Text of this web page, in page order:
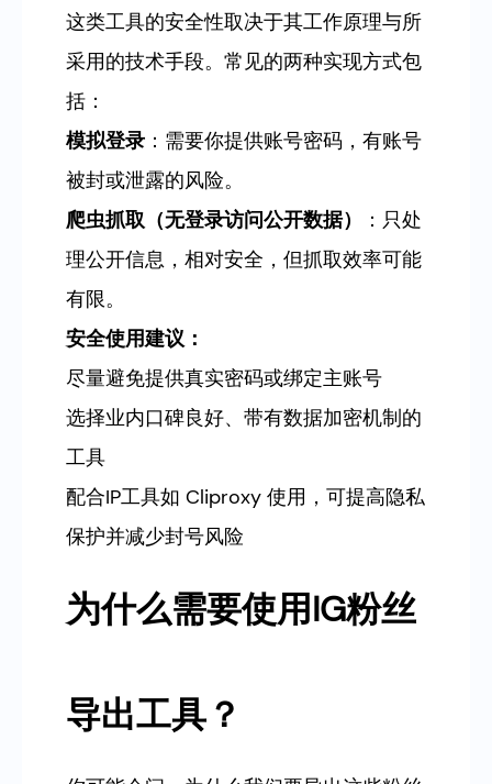
这类工具的安全性取决于其工作原理与所
采用的技术手段。常见的两种实现方式包
括：
模拟登录 ：需要你提供账号密码，有账号
被封或泄露的风险。
爬虫抓取（无登录访问公开数据）
：只处
理公开信息，相对安全，但抓取效率可能
有限。
安全使用建议：
尽量避免提供真实密码或绑定主账号
选择业内口碑良好、带有数据加密机制的
工具
配合IP工具如 Cliproxy 使用，可提高隐私
保护并减少封号风险
为什么需要使用IG粉丝
导出工具？